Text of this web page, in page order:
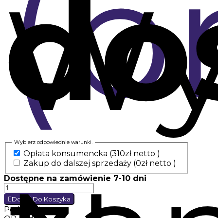
Wybierz odpowiednie warunki.
Opłata konsumencka (310zł netto )
Zakup do dalszej sprzedaży (0zł netto )
Dostępne na zamówienie 7-10 dni
Dodaj Do Koszyka
Podziel się